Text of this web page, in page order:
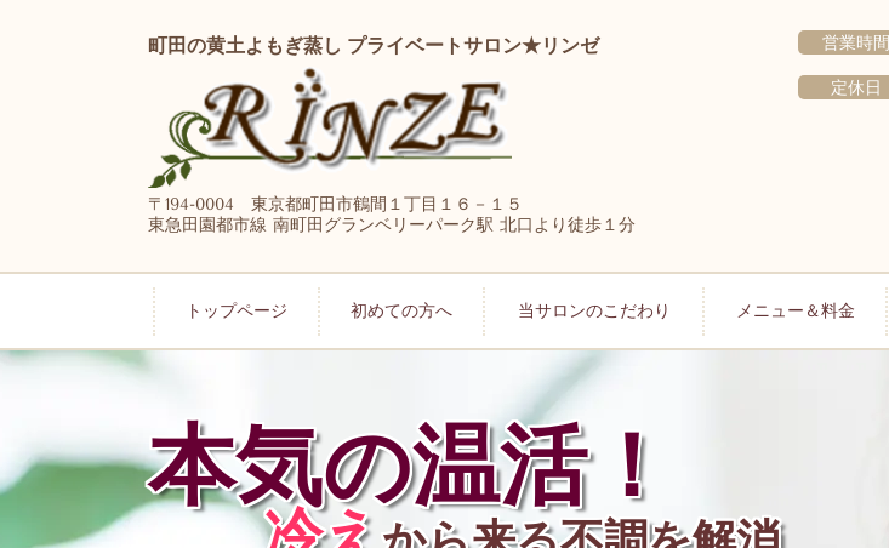
町田の黄土よもぎ蒸し プライベートサロン★リンゼ
〒194-0004 東京都町田市鶴間１丁目１６－１５
東急田園都市線 南町田グランベリーパーク駅 北口より徒歩１分
営業時間
定休日
トップページ 初めての方へ 当サロンのこだわり メニュー＆料金
本気の温活！